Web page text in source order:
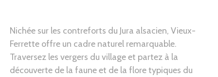
Nichée sur les contreforts du Jura alsacien, Vieux-
Ferrette offre un cadre naturel remarquable.
Traversez les vergers du village et partez à la
découverte de la faune et de la flore typiques du